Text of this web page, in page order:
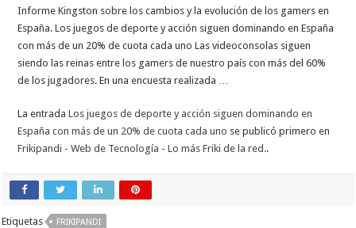
Informe Kingston sobre los cambios y la evolución de los gamers en
España. Los juegos de deporte y acción siguen dominando en España
con más de un 20% de cuota cada uno Las videoconsolas siguen
siendo las reinas entre los gamers de nuestro país con más del 60%
de los jugadores. En una encuesta realizada …
La entradaLos juegos de deporte y acción siguen dominando en
España con más de un 20% de cuota cada uno se publicó primero en
Frikipandi - Web de Tecnología - Lo más Friki de la red..
Etiquetas FRIKIPANDI